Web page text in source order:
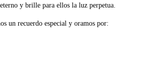
y brille para ellos la luz perpetua.
un recuerdo especial y oramos por: